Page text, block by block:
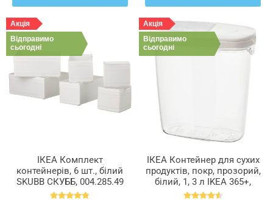
Акція
Відправимо
сьогодні
ІКЕА Комплект
контейнерів, 6 шт., білий
SKUBB СКУББ, 004.285.49
Акція
Відправимо
сьогодні
ІКЕА Контейнер для сухих
продуктів, покр, прозорий,
білий, 1, 3 л IKEA 365+,
800.667.23